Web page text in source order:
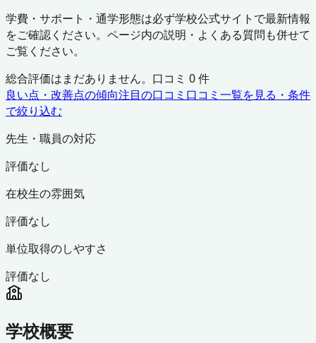
学費・サポート・通学形態は必ず学校公式サイトで最新情報
をご確認ください。ページ内の説明・よくある質問も併せて
ご覧ください。
総合評価はまだありません。口コミ 0件
良い点・改善点の傾向注目の口コミ 口コミ一覧を見る・条件
で絞り込む
先生・職員の対応
評価なし
在校生の雰囲気
評価なし
単位取得のしやすさ
評価なし
学校概要